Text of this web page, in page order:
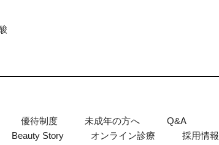
優待制度 未成年の方へ
Q&A
Beauty Story オンライン診療 採用情報